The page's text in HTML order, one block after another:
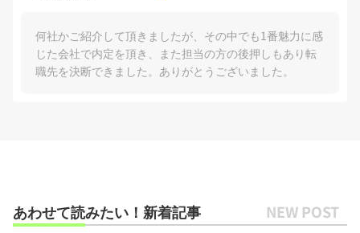
何社かご紹介して頂きましたが、その中でも1番魅力に感
じた会社で内定を頂き、また担当の方の後押しもあり転
職先を決断できました。ありがとうございました。
あわせて読みたい！新着記事